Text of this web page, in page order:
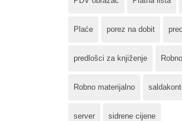
Plaće porez na dobit
predlošci za knjiženje Robno
Robno materijalno saldakonti
server sidrene cijene